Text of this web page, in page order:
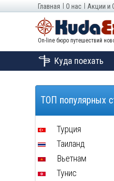
Главная О нас Акции и
On-line бюро путешествий
Куда поехать
ТОП популярных
Турция
Таиланд
Вьетнам
Тунис